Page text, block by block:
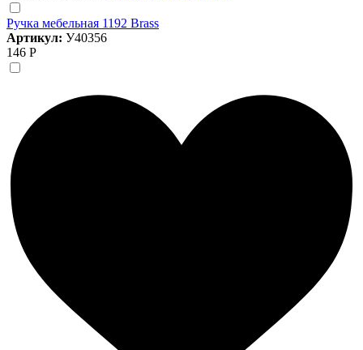
Ручка мебельная 1192 Brass
Артикул: У40356
146 Р